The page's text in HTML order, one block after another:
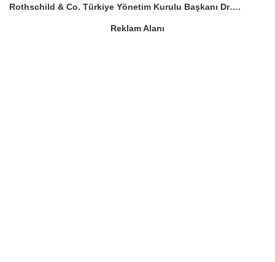
Rothschild & Co. Türkiye Yönetim Kurulu Başkanı Dr….
Reklam Alanı